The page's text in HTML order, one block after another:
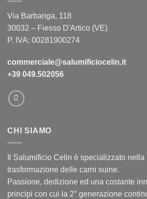
Via Barbariga, 118
30032 – Fiesso D'Artico (VE)
P. IVA: 00281900274
commerciale@salumificiocelin.it
+39 049.502056
CHI SIAMO
Il Salumificio Celin è specializzato
trasformazione delle carni suine.
Passione, dedizione ed una costante
principi con cui la 2° generazione